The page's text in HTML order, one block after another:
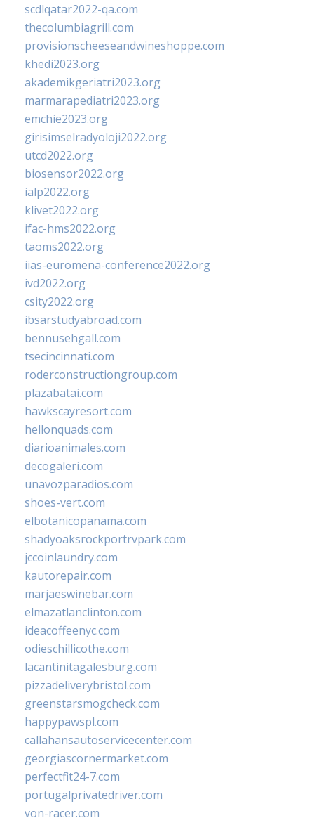
scdlqatar2022-qa.com
thecolumbiagrill.com
provisionscheeseandwineshoppe.com
khedi2023.org
akademikgeriatri2023.org
marmarapediatri2023.org
emchie2023.org
girisimselradyoloji2022.org
utcd2022.org
biosensor2022.org
ialp2022.org
klivet2022.org
ifac-hms2022.org
taoms2022.org
iias-euromena-conference2022.org
ivd2022.org
csity2022.org
ibsarstudyabroad.com
bennusehgall.com
tsecincinnati.com
roderconstructiongroup.com
plazabatai.com
hawkscayresort.com
hellonquads.com
diarioanimales.com
decogaleri.com
unavozparadios.com
shoes-vert.com
elbotanicopanama.com
shadyoaksrockportrvpark.com
jccoinlaundry.com
kautorepair.com
marjaeswinebar.com
elmazatlanclinton.com
ideacoffeenyc.com
odieschillicothe.com
lacantinitagalesburg.com
pizzadeliverybristol.com
greenstarsmogcheck.com
happypawspl.com
callahansautoservicecenter.com
georgiascornermarket.com
perfectfit24-7.com
portugalprivatedriver.com
von-racer.com